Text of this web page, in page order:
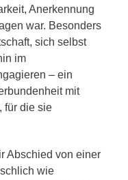
Anerkennung
war. Besonders
sich selbst
im
– ein
mit
für die sie
Abschied von einer
wie